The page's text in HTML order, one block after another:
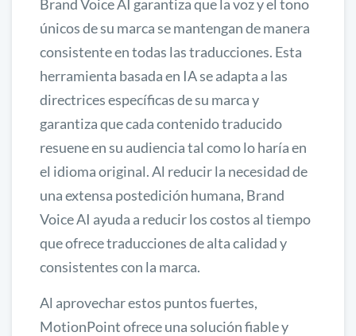
Brand Voice AI garantiza que la voz y el tono
únicos de su marca se mantengan de manera
consistente en todas las traducciones. Esta
herramienta basada en IA se adapta a las
directrices específicas de su marca y
garantiza que cada contenido traducido
resuene en su audiencia tal como lo haría en
el idioma original. Al reducir la necesidad de
una extensa postedición humana, Brand
Voice AI ayuda a reducir los costos al tiempo
que ofrece traducciones de alta calidad y
consistentes con la marca.
Al aprovechar estos puntos fuertes,
MotionPoint ofrece una solución fiable y